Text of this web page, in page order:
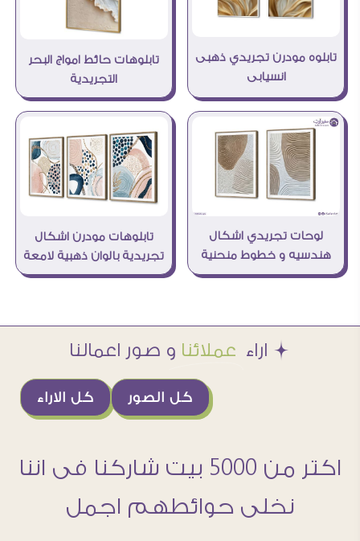
تابلوه مودرن تجريدي ذهبى
انسيابى
تابلوهات حائط امواج البحر
التجريدية
لوحات تجريدي اشكال
هندسيه و خطوط منحنية
تابلوهات مودرن اشكال
تجريدية بالوان ذهبية لامعة
Æ اراء عملائنا و صور اعمالنا
كل الاراء كل الصور
اكتر من 5000 بيت شاركنا فى اننا
نخلى حوائطهم اجمل